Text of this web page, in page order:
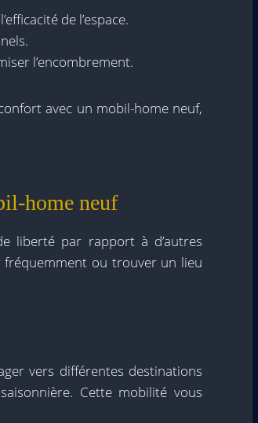
de l’espace.
l’encombrement.
avec un mobil-home neuf,
home neuf
liberté par rapport à d’autres
fréquemment ou trouver un lieu
vers différentes destinations
Cette mobilité vous